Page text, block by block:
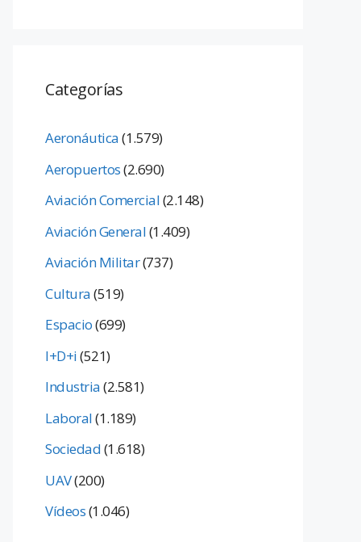
Categorías
Aeronáutica(1.579)
Aeropuertos(2.690)
Aviación Comercial(2.148)
Aviación General(1.409)
Aviación Militar(737)
Cultura(519)
Espacio(699)
I+D+i(521)
Industria(2.581)
Laboral(1.189)
Sociedad(1.618)
UAV(200)
Vídeos(1.046)